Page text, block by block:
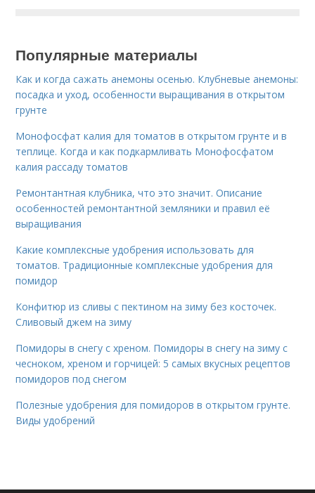
Популярные материалы
Как и когда сажать анемоны осенью. Клубневые анемоны:
посадка и уход, особенности выращивания в открытом
грунте
Монофосфат калия для томатов в открытом грунте и в
теплице. Когда и как подкармливать Монофосфатом
калия рассаду томатов
Ремонтантная клубника, что это значит. Описание
особенностей ремонтантной земляники и правил её
выращивания
Какие комплексные удобрения использовать для
томатов. Традиционные комплексные удобрения для
помидор
Конфитюр из сливы с пектином на зиму без косточек.
Сливовый джем на зиму
Помидоры в снегу с хреном. Помидоры в снегу на зиму с
чесноком, хреном и горчицей: 5 самых вкусных рецептов
помидоров под снегом
Полезные удобрения для помидоров в открытом грунте.
Виды удобрений